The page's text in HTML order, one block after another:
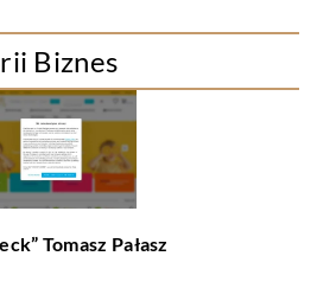
Biznes
Tomasz Pałasz